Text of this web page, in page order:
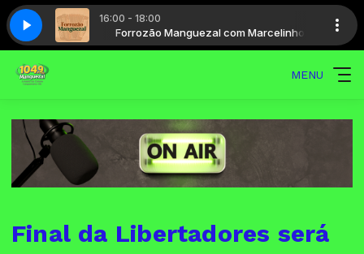
16:00 - 18:00
Marcelinho Forrozão Manguezal com Marcelinho
104,9 FM Cantada
MENU
Final da Libertadores será